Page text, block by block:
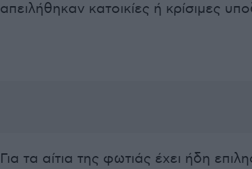
απειλήθηκαν κατοικίες ή κρίσιμες
Για τα αίτια της φωτιάς έχει ήδη